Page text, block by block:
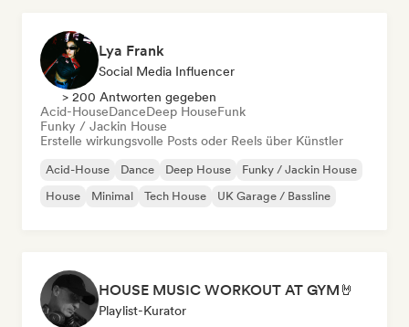
Lya Frank
Social Media Influencer
> 200 Antworten gegeben
Acid-HouseDanceDeep HouseFunk
Funky / Jackin House
Erstelle wirkungsvolle Posts oder Reels über Künstler
Acid-House Dance Deep House
Funky / Jackin House
House
Minimal Tech House UK Garage / Bassline
HOUSE MUSIC WORKOUT AT GYM🤘
Playlist-Kurator